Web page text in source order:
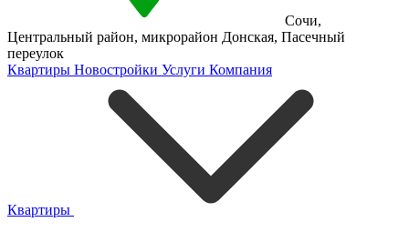
Сочи,
Центральный район, микрорайон Донская, Пасечный
переулок
Квартиры Новостройки Услуги Компания
Квартиры